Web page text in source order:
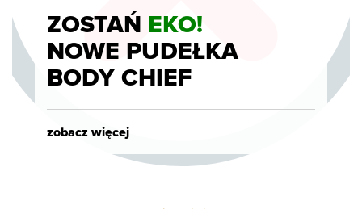
ZOSTAŃ
EKO!
NOWE PUDEŁKA
BODY CHIEF
zobacz więcej